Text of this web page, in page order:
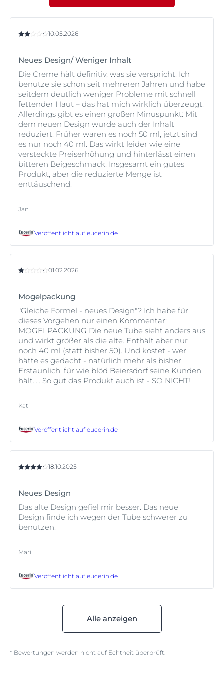
über glanzfrei zu halten.
10.05.2026
Neues Design/ Weniger Inhalt
Die Creme hält definitiv, was sie verspricht. Ich
benutze sie schon seit mehreren Jahren und habe
seitdem deutlich weniger Probleme mit schnell
fettender Haut – das hat mich wirklich überzeugt.
Allerdings gibt es einen großen Minuspunkt: Mit
dem neuen Design wurde auch der Inhalt
reduziert. Früher waren es noch 50 ml, jetzt sind
es nur noch 40 ml. Das wirkt leider wie eine
versteckte Preiserhöhung und hinterlässt einen
bitteren Beigeschmack. Insgesamt ein gutes
Produkt, aber die reduzierte Menge ist
enttäuschend.
Jan
Veröffentlicht auf eucerin.de
01.02.2026
Mogelpackung
"Gleiche Formel - neues Design"? Ich habe für
dieses Vorgehen nur einen Kommentar:
MOGELPACKUNG Die neue Tube sieht anders aus
und wirkt größer als die alte. Enthält aber nur
noch 40 ml (statt bisher 50). Und kostet - wer
hätte es gedacht - natürlich mehr als bisher.
Erstaunlich, für wie blöd Beiersdorf seine Kunden
hält..... So gut das Produkt auch ist - SO NICHT!
Kati
Veröffentlicht auf eucerin.de
18.10.2025
Neues Design
Das alte Design gefiel mir besser. Das neue
Design finde ich wegen der Tube schwerer zu
benutzen.
Mari
Veröffentlicht auf eucerin.de
Alle anzeigen
* Bewertungen werden nicht auf Echtheit überprüft.